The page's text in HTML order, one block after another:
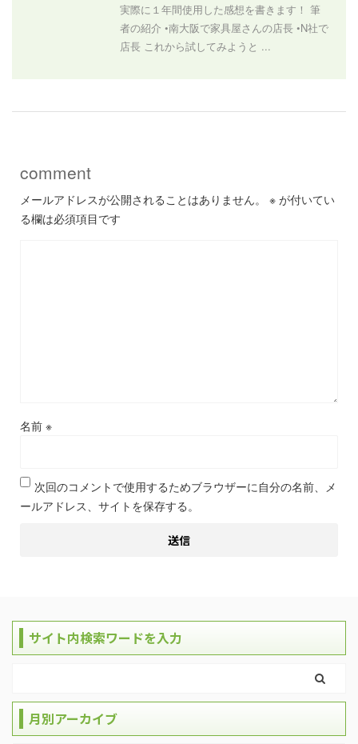
実際に１年間使用した感想を書きます！ 筆
者の紹介 •南大阪で家具屋さんの店長 •N社で
店長 これから試してみようと ...
comment
メールアドレスが公開されることはありません。 ※ が付いてい
る欄は必須項目です
名前 ※
次回のコメントで使用するためブラウザーに自分の名前、メ
ールアドレス、サイトを保存する。
サイト内検索ワードを入力
月別アーカイブ